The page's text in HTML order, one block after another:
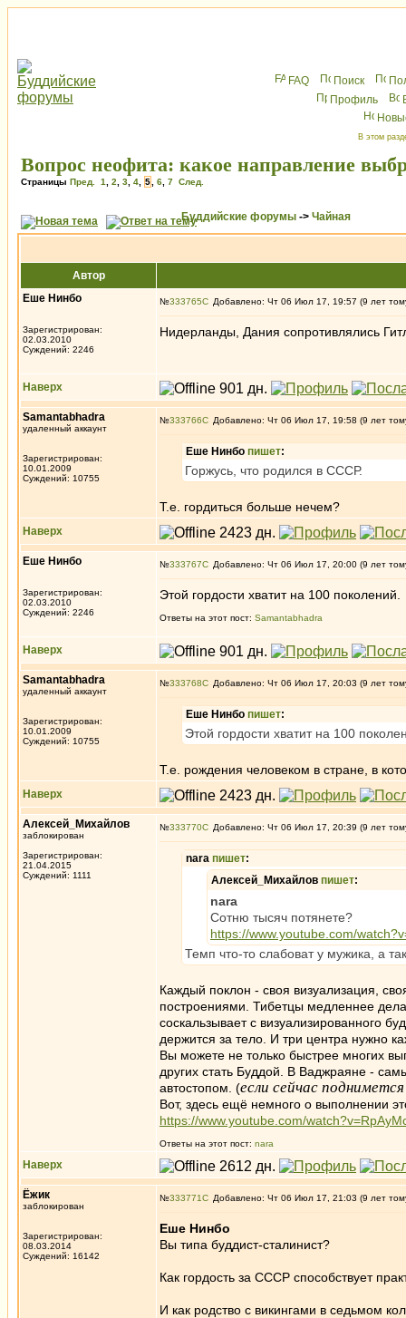
FAQ Поиск
Профиль
В этом
Вопрос неофита: какое направление
Страницы Пред. 1 2 3 4 5 6 7 След.
Буддийские форумы -> Чайная
Автор
Еше Нинбо
Зарегистрирован:
02.03.2010
Суждений: 2246
№333765 Добавлено: Чт 06 Июл 17, 19:57 (9 лет
Нидерланды, Дания сопротивлялись
Наверх
Samantabhadra
удаленный аккаунт
Зарегистрирован:
10.01.2009
Суждений: 10755
№333766 Добавлено: Чт 06 Июл 17, 19:58 (9 лет
Еше Нинбо пишет:
Горжусь, что родился в СССР.
Т.е. гордиться больше нечем?
Наверх
Еше Нинбо
Зарегистрирован:
02.03.2010
Суждений: 2246
№333767 Добавлено: Чт 06 Июл 17, 20:00 (9 лет
Этой гордости хватит на 100 поколений.
Ответы на этот пост: Samantabhadra
Наверх
Samantabhadra
удаленный аккаунт
Зарегистрирован:
10.01.2009
Суждений: 10755
№333768 Добавлено: Чт 06 Июл 17, 20:03 (9 лет
Еше Нинбо пишет:
Этой гордости хватит на 100
Т.е. рождения человеком в стране, в
Наверх
Алексей_Михайлов
заблокирован
Зарегистрирован:
21.04.2015
Суждений: 1111
№333770 Добавлено: Чт 06 Июл 17, 20:39 (9 лет
nara пишет:
Алексей_Михайлов пишет:
nara
Сотню тысяч потянете?
https://www.youtube.com/
Темп что-то слабоват у мужика, а
Каждый поклон - своя визуализация,
построениями. Тибетцы медленнее
соскальзывает с визуализированного
держится за тело. И три центра нужно
Вы можете не только быстрее многих
других стать Буддой. В Ваджраяне -
автостопом. (если сейчас
Вот, здесь ещё немного о выполнении
https://www.youtube.com/
Ответы на этот пост: nara
Наверх
Ёжик
заблокирован
Зарегистрирован:
08.03.2014
Суждений: 16142
№333771 Добавлено: Чт 06 Июл 17, 21:03 (9 лет
Еше Нинбо
Вы типа буддист-сталинист?
Как гордость за СССР способствует
И как родство с викингами в седьмом